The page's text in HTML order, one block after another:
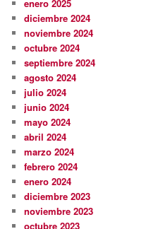
enero 2025
diciembre 2024
noviembre 2024
octubre 2024
septiembre 2024
agosto 2024
julio 2024
junio 2024
mayo 2024
abril 2024
marzo 2024
febrero 2024
enero 2024
diciembre 2023
noviembre 2023
octubre 2023